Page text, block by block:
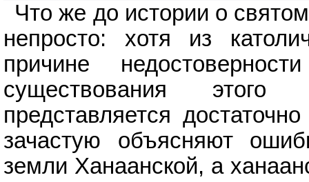
Что же до истории о
непросто: хотя из
причине
существования этого
представляется
зачастую объясняют
земли Ханаанской, а